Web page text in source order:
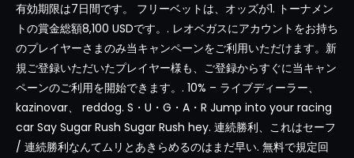
有効期限は7日間です。 フリーベットは、オッズが1. トーナメン
トの賞金総額8,100 USDです。. レオベガスにアカウントをお持ち
のプレイヤーさまのみ当キャンペーンをご利用いただけます。新
規ご登録いただいたプレイヤー様も、ご登録からすぐに当キャン
ペーンのご利用を開始できます。. 10% – ライブディーラー、
kazinovar、 reddog. S・U・G・A・R Jump into your racing
car Say Sugar Rush Sugar Rush hey. 連続勝利、これはセーフ
/ 連続勝利なんてムリとあきらめるのはまだ早い. 無料で規定回